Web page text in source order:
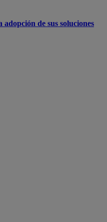
de sus soluciones